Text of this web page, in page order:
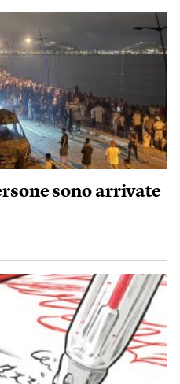
sono arrivate